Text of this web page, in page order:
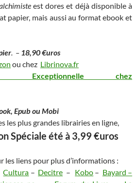
est dores et déjà disponible à
papier, mais aussi au format ebook et
. – 18,90 €uros
ou chez Librinova.fr
Exceptionnelle chez
Epub ou Mobi
les plus grandes librairies en ligne,
Spéciale été à 3,99 €uros
les liens pour plus d’informations :
Cultura – Decitre – Kobo – Bayard –